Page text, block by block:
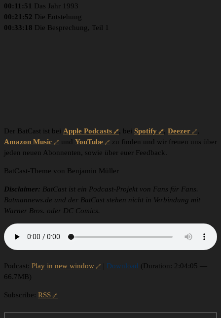
00:11:51 Das Jahr 1993
00:21:52 Die Entstehung
00:33:18 Die Besprechung, Teil 1
Der BatCast ist bei Apple Podcasts , bei Spotify , Deezer
,
Amazon Music
und YouTube
zu finden und wir freuen uns über
jeden neuen Abonnenten, sowie über euer Feedback.
BatCast-Theme von Benjamin Müller
Disclaimer: BatCast ist ein Podcast-Projekt von Fans für Fans.
Batmannews.de und der BatCast stehen nicht in Verbindung mit
Warner Bros. oder DC Comics.
Podcast: Play in new window | Download (Duration: 2:04:05 —
66.7MB)
Subscribe: RSS